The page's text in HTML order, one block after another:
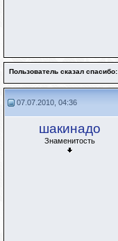
Пользователь сказал cпасибо:
07.07.2010, 04:36
шакинадо
Знаменитость